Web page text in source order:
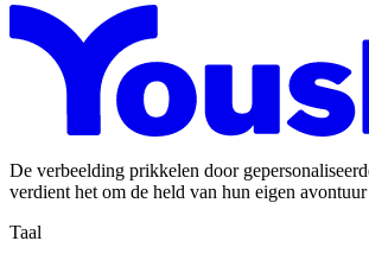
De verbeelding prikkelen door
verdient het om de held van hun eigen
Taal